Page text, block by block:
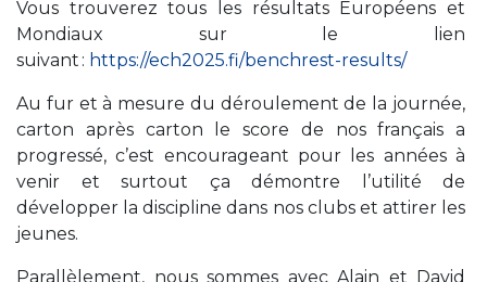
Vous trouverez tous les résultats Européens et
Mondiaux sur le lien
suivant : https://ech2025.fi/benchrest-results/
Au fur et à mesure du déroulement de la journée,
carton après carton le score de nos français a
progressé, c’est encourageant pour les années à
venir et surtout ça démontre l’utilité de
développer la discipline dans nos clubs et attirer les
jeunes.
Parallèlement, nous sommes avec Alain et David